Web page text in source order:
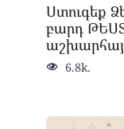
Ստուգեք
բարդ
6.8k.